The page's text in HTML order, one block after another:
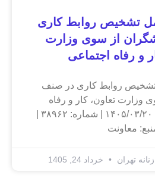
تشخیص روابط کاری
از سوی وزارت
و رفاه اجتماعی
تشخیص روابط کاری در صنف
وزارت تعاون، کار و رفاه
اجتماعی تاریخ نامه: ۱۴۰۵/۰۳/۲۰ | شماره: ۳۸۹۶۲ |
معاونت
تهران خرداد 24, 1405